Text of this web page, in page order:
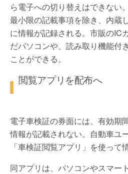
ら電子への切り替えはできない
最小限の記載事項を除き、内蔵
に情報が記録される。市販のIC
だパソコンや、読み取り機能付
ことができる。
閲覧アプリを配布へ
電子車検証の券面には、有効期
情報が記載されない。自動車ユ
「車検証閲覧アプリ」を使って
同アプリは、パソコンやスマー